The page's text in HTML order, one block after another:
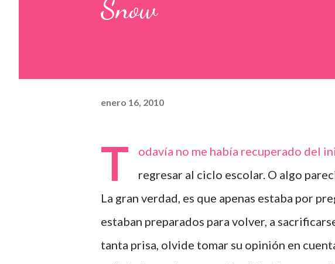
Snow
enero 16, 2010
T
odavía no me había recuperado del
regresar al ciclo escolar. O algo
La gran verdad, es que apenas estaba por
estaban preparados para volver, a
tanta prisa, olvide tomar su opinión en